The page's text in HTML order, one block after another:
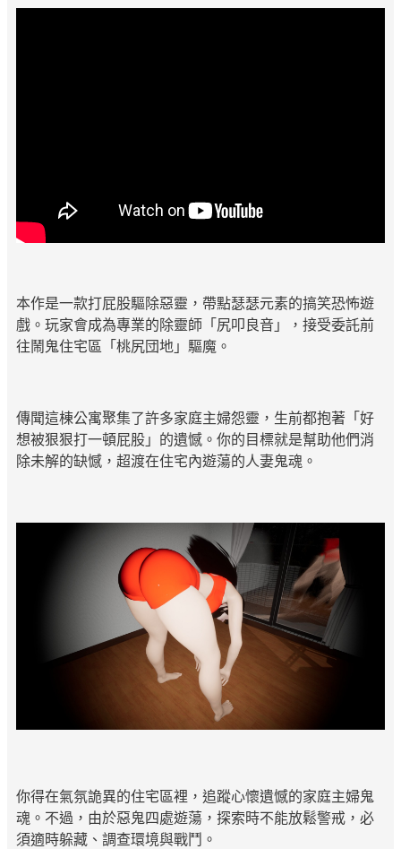
本作是一款打屁股驅除惡靈，帶點瑟瑟元素的搞笑恐怖遊
戲。玩家會成為專業的除靈師「尻叩良音」，接受委託前
往鬧鬼住宅區「桃尻団地」驅魔。
傳聞這棟公寓聚集了許多家庭主婦怨靈，生前都抱著「好
想被狠狠打一頓屁股」的遺憾。你的目標就是幫助他們消
除未解的缺憾，超渡在住宅內遊蕩的人妻鬼魂。
你得在氣氛詭異的住宅區裡，追蹤心懷遺憾的家庭主婦鬼
魂。不過，由於惡鬼四處遊蕩，探索時不能放鬆警戒，必
須適時躲藏、調查環境與戰鬥。